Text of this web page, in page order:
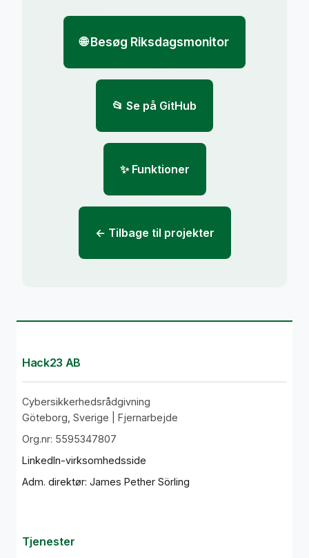
🌐 Besøg Riksdagsmonitor
📂 Se på GitHub
✨ Funktioner
← Tilbage til projekter
Hack23 AB
Cybersikkerhedsrådgivning
Göteborg, Sverige | Fjernarbejde
Org.nr: 5595347807
LinkedIn-virksomhedsside
Adm. direktør: James Pether Sörling
Tjenester